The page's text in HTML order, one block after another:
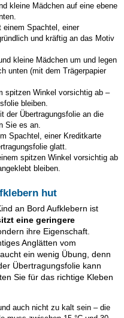
kleine Mädchen auf eine ebene
einem Spachtel, einer
und kräftig an das Motiv
kleine Mädchen um und legen
unten (mit dem Trägerpapier
spitzen Winkel vorsichtig ab –
bleiben.
der Übertragungsfolie an die
Sie es an.
Spachtel, einer Kreditkarte
glatt.
spitzen Winkel vorsichtig ab
bleiben.
hut
an Bord Aufklebern ist
eine geringere
ihre Eigenschaft.
Anglätten vom
ein wenig Übung, denn
Übertragungsfolie kann
Sie für das richtige Kleben
auch nicht zu kalt sein – die